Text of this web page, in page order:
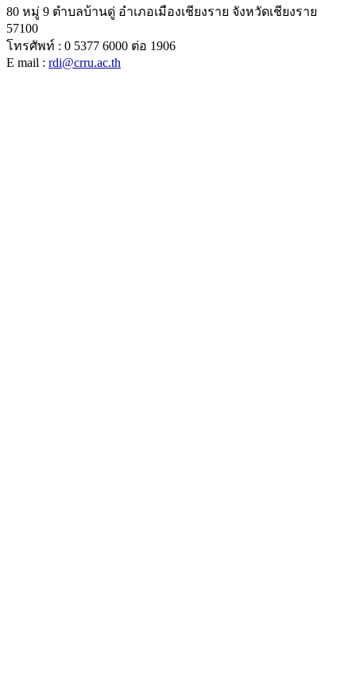
80 หมู่ 9 ตำบลบ้านดู่ อำเภอเมืองเชียงราย จังหวัดเชียงราย
57100
โทรศัพท์ : 0 5377 6000 ต่อ 1906
E mail : rdi@crru.ac.th